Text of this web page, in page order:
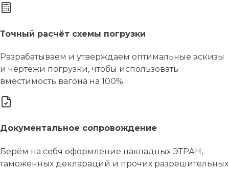
Точный расчёт схемы погрузки
Разрабатываем и утверждаем оптимальные эскизы
и чертежи погрузки, чтобы использовать
вместимость вагона на 100%.
Документальное сопровождение
Берём на себя оформление накладных ЭТРАН,
таможенных деклараций и прочих разрешительных